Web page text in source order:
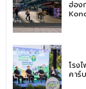
ฮ่อง
โรง
คาร์